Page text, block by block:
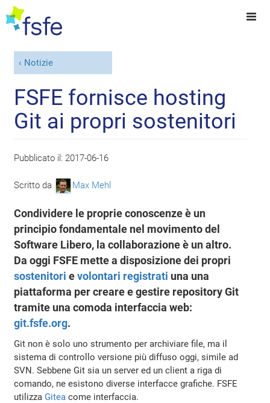
Notizie
FSFE fornisce hosting
Git ai propri sostenitori
Pubblicato il: 2017-06-16
Scritto da Max Mehl
Condividere le proprie conoscenze è un
principio fondamentale nel movimento del
Software Libero, la collaborazione è un altro.
Da oggi FSFE mette a disposizione dei propri
sostenitori evolontari registrati una una
piattaforma per creare e gestire repository Git
tramite una comoda interfaccia web:
git.fsfe.org.
Git non è solo uno strumento per archiviare file, ma il
sistema di controllo versione più diffuso oggi, simile ad
SVN. Sebbene Git sia un server ed un client a riga di
comando, ne esistono diverse interfacce grafiche. FSFE
utilizza Gitea come interfaccia.